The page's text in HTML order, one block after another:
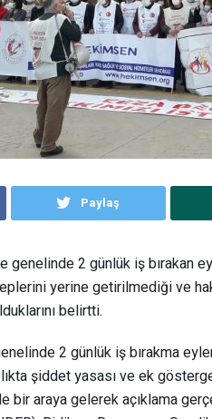
Paylaş
genelinde 2 günlük iş bırakan
yerine getirilmediği ve
belirtti.
2 günlük iş bırakma
şiddet yasası ve ek
bir araya gelerek açıklama